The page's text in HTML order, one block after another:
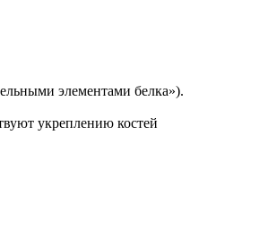
элементами белка»).
укреплению костей